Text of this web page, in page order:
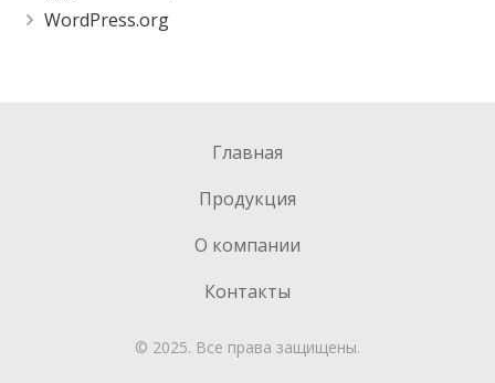
WordPress.org
Главная
Продукция
О компании
Контакты
© 2025. Все права защищены.